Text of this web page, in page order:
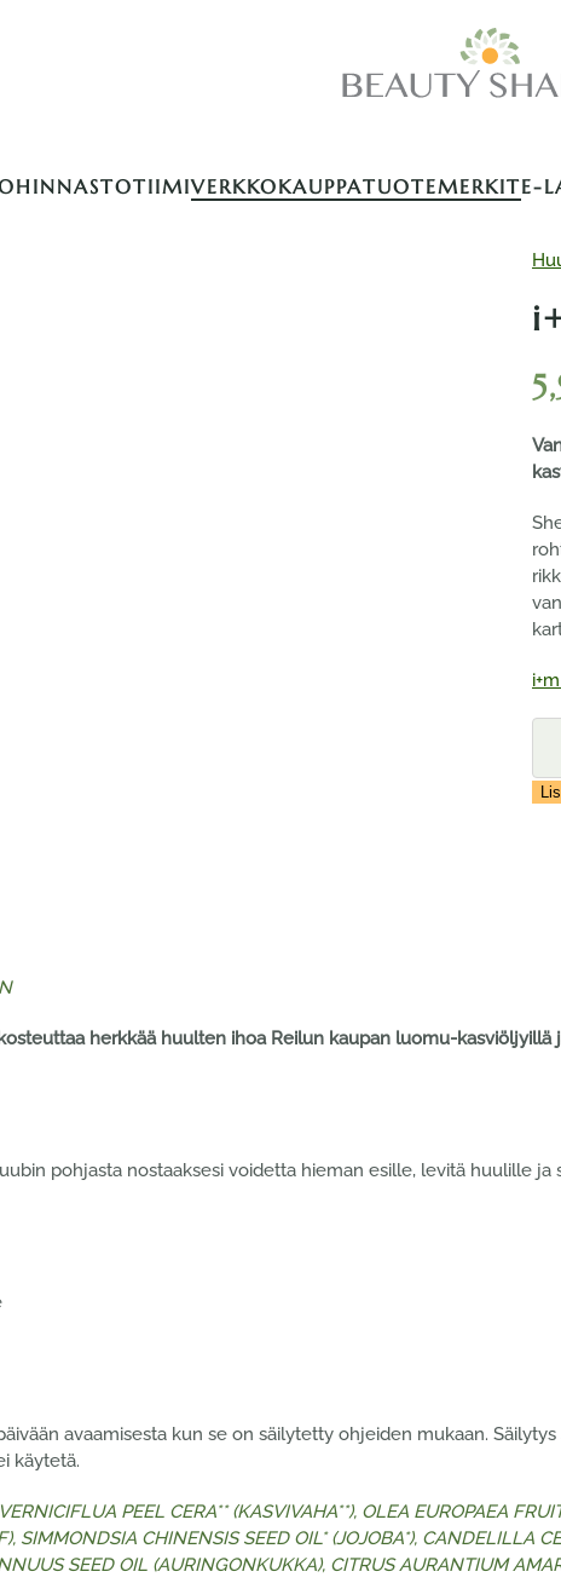
TIIMIVERKKOKAUPPATUOTEMERKITE-
herkkää huulten ihoa Reilun kaupan luomu-kasviöljyillä
pohjasta nostaaksesi voidetta hieman esille, levitä huulille ja
avaamisesta kun se on säilytetty ohjeiden mukaan.
käytetä.
PEEL CERA** (KASVIVAHA**), OLEA EUROPAEA
SIMMONDSIA CHINENSIS SEED OIL* (JOJOBA*), CANDELILLA
SEED OIL (AURINGONKUKKA), CITRUS AURANTIUM